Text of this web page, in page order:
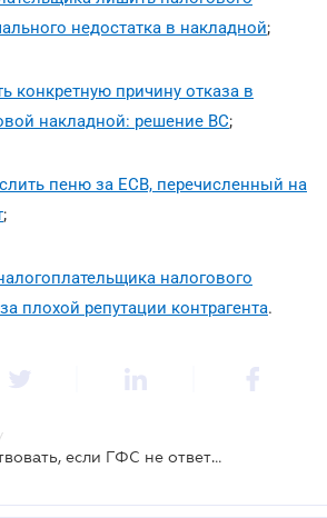
недостатка в накладной;
конкретную причину отказа в
накладной: решение ВС;
пеню за ЕСВ, перечисленный на
;
налогового
плохой репутации контрагента.
ВС указал как действовать, если ГФС не ответила на жалобу налогоплательщика